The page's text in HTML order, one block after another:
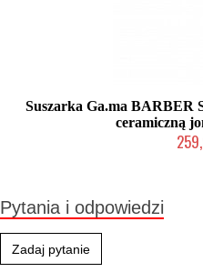
Suszarka Ga.ma BARBER
ceramiczną
Pytania i odpowiedzi
Zadaj pytanie